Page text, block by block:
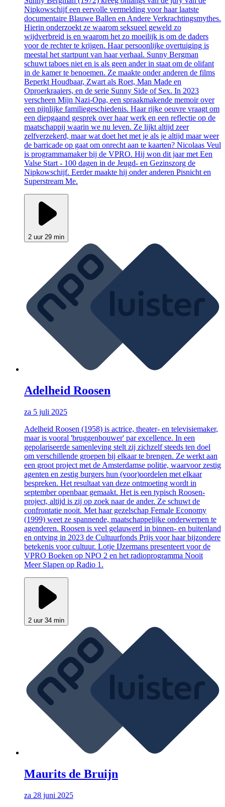
Nipkowschijf een eervolle vermelding voor haar laatste
documentaire Blauwe Ballen en Andere Verkrachtingsmythes.
Hierin onderzoekt ze waarom seksueel geweld zo
wijdverbreid is en waarom het zo moeilijk is om de daders
voor de rechter te krijgen. Haar persoonlijke overtuiging is
meestal het startpunt van haar verhaal. Sunny Bergman
schuwt taboes niet en is als geen ander in staat om de olifant
in de kamer te benoemen. Ze maakte onder anderen de films
Beperkt Houdbaar, Zwart als Roet, Man Made en
Oproerkraaiers, en de serie Sunny Side of Sex. In 2023
verscheen Mijn Nazi-Opa, een spraakmakende memoir over
een pijnlijke familiegeschiedenis. Haar rijke oeuvre vraagt om
een diepgaand gesprek over haar werk en een reflectie op de
maatschappij waarin we nu leven. Ze lijkt altijd zeer
zelfverzekerd, maar wat doet het met je als je altijd maar weer
de barricade op gaat om onrecht aan te kaarten? Nicolaas Veul
is programmamaker bij de VPRO. Hij won dit jaar met Een
Valse Start - 100 dagen in de Jeugd- en Gezinszorg de
Nipkowschijf. Eerder maakte hij onder anderen Pisnicht en
Superstream Me.
2 uur 29 min
Adelheid Roosen
za 5 juli 2025
Adelheid Roosen (1958) is actrice, theater- en televisiemaker,
maar is vooral 'bruggenbouwer' par excellence. In een
gepolariseerde samenleving stelt zij zichzelf steeds ten doel
om verschillende groepen bij elkaar te brengen. Ze werkt aan
een groot project met de Amsterdamse politie, waarvoor zestig
agenten en zestig burgers hun (voor)oordelen met elkaar
bespreken. Het resultaat van deze ontmoeting wordt in
september openbaar gemaakt. Het is een typisch Roosen-
project, altijd is zij op zoek naar de ander. Ze schuwt de
confrontatie nooit. Met haar gezelschap Female Economy
(1999) weet ze spannende, maatschappelijke onderwerpen te
agenderen. Roosen is veel gelauwerd in binnen- en buitenland
en ontving in 2023 de Cultuurfonds Prijs voor haar bijzondere
betekenis voor cultuur. Lotje IJzermans presenteert voor de
VPRO Boeken op NPO 2 en het radioprogramma Nooit
Meer Slapen op Radio 1.
2 uur 34 min
Maurits de Bruijn
za 28 juni 2025